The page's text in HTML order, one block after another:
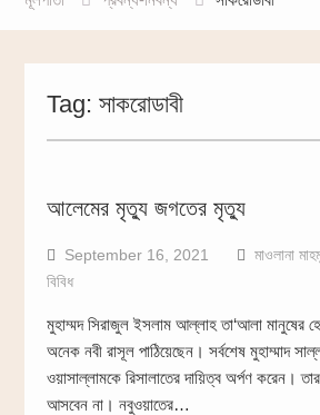
Tag: সাকরোডাবী
আলেমের মৃত্যু জগতের মৃত্যু
September 16, 2021
মাওলানা
বিবিধ
মুহাম্মদ সিরাজুল ইসলাম আল্লাহ তা‘আলা মানুষের
অনেক নবী রাসূল পাঠিয়েছেন। সর্বশেষ মুহাম্মাদ
ওয়াসাল্লামকে রিসালাতের দায়িত্ব অর্পণ করেন।
আসবেন না। নবুওয়াতের…